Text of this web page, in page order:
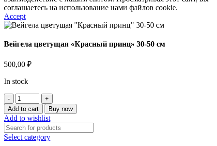
соглашаетесь на использование нами файлов cookie.
Accept
Вейгела цветущая «Красный принц» 30-50 см
500,00 ₽
In stock
Вейгела
цветущая
"Красный
принц"
30-
50
Add to cart Buy now
Add to wishlist
Select category